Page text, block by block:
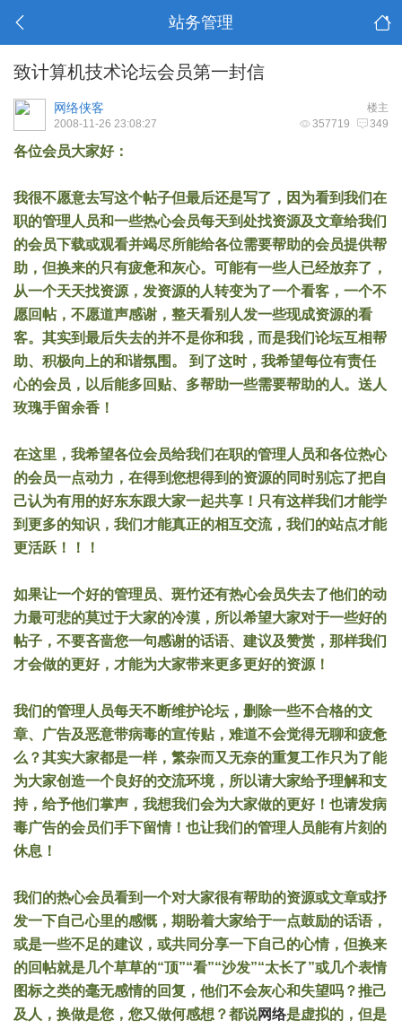
站务管理
致计算机技术论坛会员第一封信
楼主
网络侠客
357719 349
2008-11-26 23:08:27
各位会员大家好：
我很不愿意去写这个帖子但最后还是写了，因为看到我们在
职的管理人员和一些热心会员每天到处找资源及文章给我们
的会员下载或观看并竭尽所能给各位需要帮助的会员提供帮
助，但换来的只有疲惫和灰心。可能有一些人已经放弃了，
从一个天天找资源，发资源的人转变为了一个看客，一个不
愿回帖，不愿道声感谢，整天看别人发一些现成资源的看
客。其实到最后失去的并不是你和我，而是我们论坛互相帮
助、积极向上的和谐氛围。 到了这时，我希望每位有责任
心的会员，以后能多回贴、多帮助一些需要帮助的人。送人
玫瑰手留余香！
在这里，我希望各位会员给我们在职的管理人员和各位热心
的会员一点动力，在得到您想得到的资源的同时别忘了把自
己认为有用的好东东跟大家一起共享！只有这样我们才能学
到更多的知识，我们才能真正的相互交流，我们的站点才能
更活跃！！！
如果让一个好的管理员、斑竹还有热心会员失去了他们的动
力最可悲的莫过于大家的冷漠，所以希望大家对于一些好的
帖子，不要吝啬您一句感谢的话语、建议及赞赏，那样我们
才会做的更好，才能为大家带来更多更好的资源！
我们的管理人员每天不断维护论坛，删除一些不合格的文
章、广告及恶意带病毒的宣传贴，难道不会觉得无聊和疲惫
么？其实大家都是一样，繁杂而又无奈的重复工作只为了能
为大家创造一个良好的交流环境，所以请大家给予理解和支
持，给予他们掌声，我想我们会为大家做的更好！也请发病
毒广告的会员们手下留情！也让我们的管理人员能有片刻的
休息！
我们的热心会员看到一个对大家很有帮助的资源或文章或抒
发一下自己心里的感慨，期盼着大家给于一点鼓励的话语，
或是一些不足的建议，或共同分享一下自己的心情，但换来
的回帖就是几个草草的“顶”“看”“沙发”“太长了”或几个表情
图标之类的毫无感情的回复，他们不会灰心和失望吗？推己
及人，换做是您，您又做何感想？都说网络是虚拟的，但是